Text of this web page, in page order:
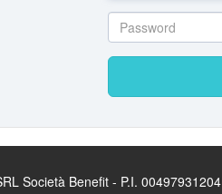
Società Benefit - P.I. 00497931204